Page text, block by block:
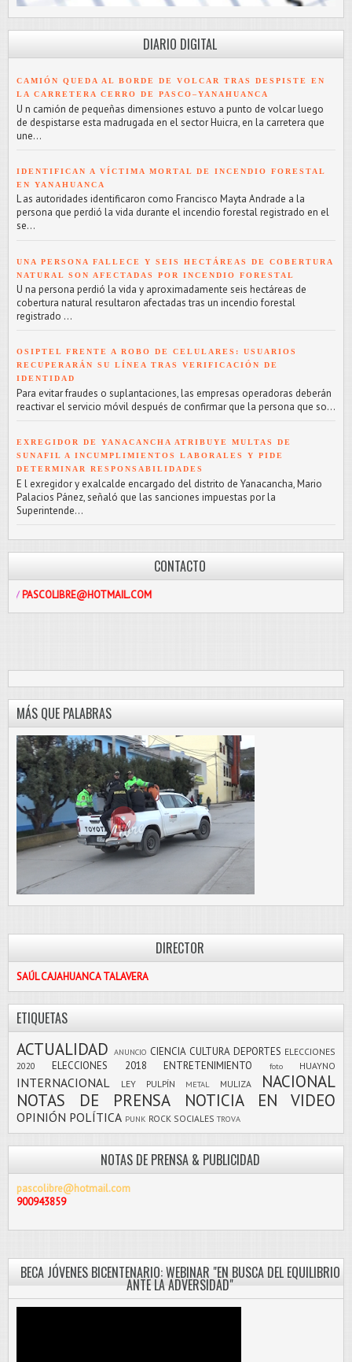
DIARIO DIGITAL
CAMIÓN QUEDA AL BORDE DE VOLCAR TRAS DESPISTE EN
LA CARRETERA CERRO DE PASCO–YANAHUANCA
U n camión de pequeñas dimensiones estuvo a punto de volcar luego
de despistarse esta madrugada en el sector Huicra, en la carretera que
une...
IDENTIFICAN A VÍCTIMA MORTAL DE INCENDIO FORESTAL
EN YANAHUANCA
L as autoridades identificaron como Francisco Mayta Andrade a la
persona que perdió la vida durante el incendio forestal registrado en el
se...
UNA PERSONA FALLECE Y SEIS HECTÁREAS DE COBERTURA
NATURAL SON AFECTADAS POR INCENDIO FORESTAL
U na persona perdió la vida y aproximadamente seis hectáreas de
cobertura natural resultaron afectadas tras un incendio forestal
registrado ...
OSIPTEL FRENTE A ROBO DE CELULARES: USUARIOS
RECUPERARÁN SU LÍNEA TRAS VERIFICACIÓN DE
IDENTIDAD
Para evitar fraudes o suplantaciones, las empresas operadoras deberán
reactivar el servicio móvil después de confirmar que la persona que so...
EXREGIDOR DE YANACANCHA ATRIBUYE MULTAS DE
SUNAFIL A INCUMPLIMIENTOS LABORALES Y PIDE
DETERMINAR RESPONSABILIDADES
E l exregidor y exalcalde encargado del distrito de Yanacancha, Mario
Palacios Pánez, señaló que las sanciones impuestas por la
Superintende...
CONTACTO
MÁS QUE PALABRAS
DIRECTOR
SAÚL CAJAHUANCA TALAVERA
ETIQUETAS
ACTUALIDAD ANUNCIO CIENCIA CULTURA DEPORTES ELECCIONES
2020
ELECCIONES 2018 ENTRETENIMIENTO foto HUAYNO
INTERNACIONAL LEY PULPÍN METAL MULIZA
NACIONAL
NOTAS DE PRENSA
NOTICIA EN VIDEO
OPINIÓN POLÍTICA PUNK ROCK SOCIALES TROVA
NOTAS DE PRENSA & PUBLICIDAD
pascolibre@hotmail.com
900943859
BECA JÓVENES BICENTENARIO: WEBINAR "EN BUSCA DEL EQUILIBRIO
ANTE LA ADVERSIDAD"